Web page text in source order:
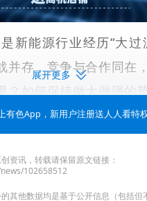
新能源行业经历“大过
并存，竞争与合作同在
？如何保持做大做强的
面？
日至31日，由上海有
展开更多
有色App ，新用户注册送人人看特
资讯，转载请保留原文链接：
102658512
其他数据均是基于公开信息（包括但